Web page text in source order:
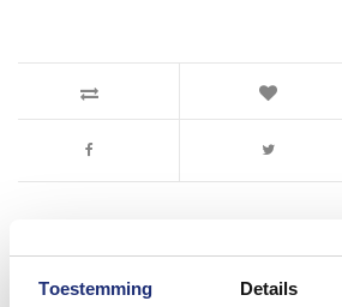
Toestemming Details